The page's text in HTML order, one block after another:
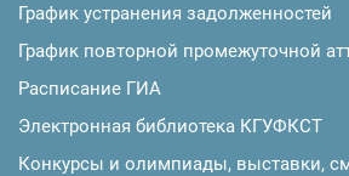
График устранения задолженностей
График повторной промежуточной
Расписание ГИА
Электронная библиотека КГУФКСТ
Конкурсы и олимпиады, выставки,